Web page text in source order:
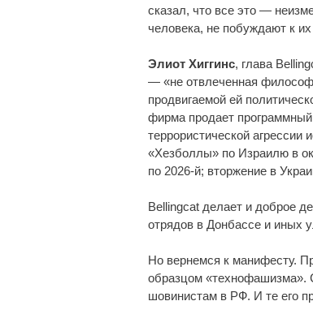
сказал, что все это —
человека, не побуждают к
Элиот Хиггинс, глава
— «не отвлеченная
продвигаемой ей
фирма продает
террористической
«Хезболлы» по Израилю в
по 2026-й; вторжение в
Bellingcat делает и доброе
отрядов в Донбассе и иных
Но вернемся к манифесту.
образцом «технофашизма».
шовинистам в РФ. И те его